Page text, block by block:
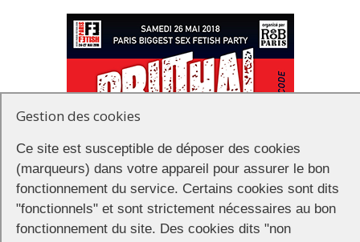
Gestion des cookies
Ce site est susceptible de déposer des cookies
(marqueurs) dans votre appareil pour assurer le bon
fonctionnement du service. Certains cookies sont dits
"fonctionnels" et sont strictement nécessaires au bon
fonctionnement du site. Des cookies dits "non